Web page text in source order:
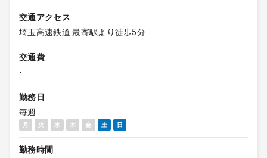
交通アクセス
埼玉高速鉄道 最寄駅より徒歩5分
交通費
-
勤務日
毎週
月 火 水 木 金 土 日
勤務時間